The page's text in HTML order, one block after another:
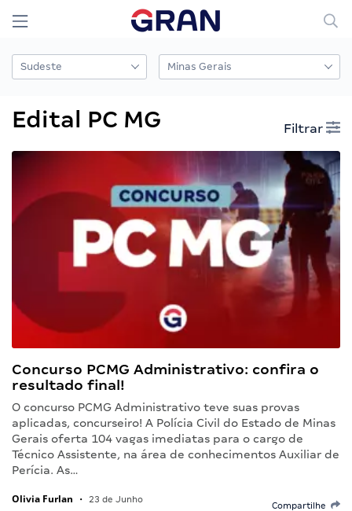
Edital PC MG Filtrar
Concurso PCMG Administrativo: confira o
resultado final!
O concurso PCMG Administrativo teve suas provas
aplicadas, concurseiro! A Polícia Civil do Estado de Minas
Gerais oferta 104 vagas imediatas para o cargo de
Técnico Assistente, na área de conhecimentos Auxiliar de
Perícia. As…
Olivia Furlan • 23 de Junho
Compartilhe